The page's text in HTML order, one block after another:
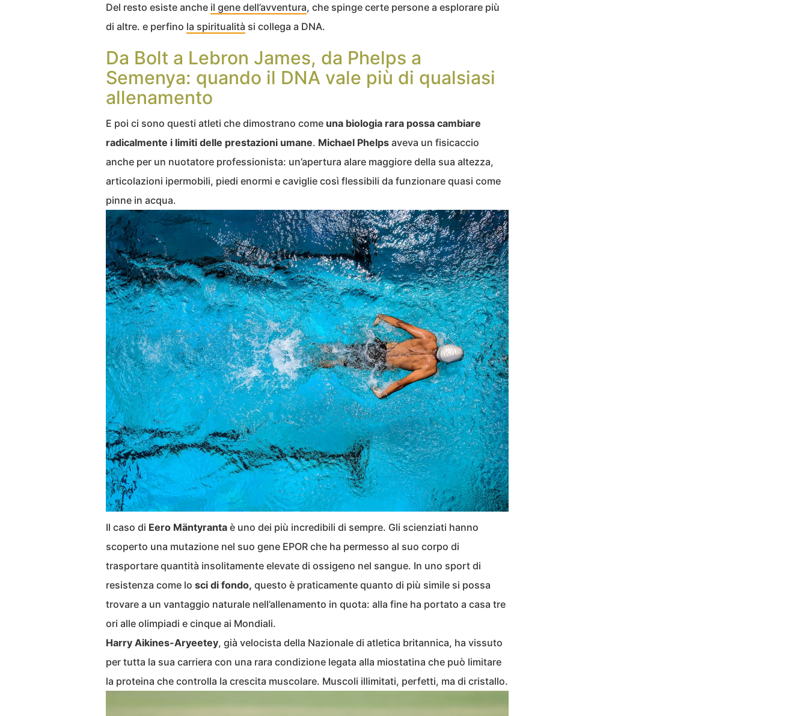
Del resto esiste anche il gene dell’avventura, che spinge certe persone a esplorare più
di altre. e perfino la spiritualità si collega a DNA.
Da Bolt a Lebron James, da Phelps a
Semenya: quando il DNA vale più di qualsiasi
allenamento
E poi ci sono questi atleti che dimostrano come una biologia rara possa cambiare
radicalmente i limiti delle prestazioni umane. Michael Phelps aveva un fisicaccio
anche per un nuotatore professionista: un’apertura alare maggiore della sua altezza,
articolazioni ipermobili, piedi enormi e caviglie così flessibili da funzionare quasi come
pinne in acqua.
Il caso di Eero Mäntyranta è uno dei più incredibili di sempre. Gli scienziati hanno
scoperto una mutazione nel suo gene EPOR che ha permesso al suo corpo di
trasportare quantità insolitamente elevate di ossigeno nel sangue. In uno sport di
resistenza come lo sci di fondo, questo è praticamente quanto di più simile si possa
trovare a un vantaggio naturale nell’allenamento in quota: alla fine ha portato a casa tre
ori alle olimpiadi e cinque ai Mondiali.
Harry Aikines-Aryeetey, già velocista della Nazionale di atletica britannica, ha vissuto
per tutta la sua carriera con una rara condizione legata alla miostatina che può limitare
la proteina che controlla la crescita muscolare. Muscoli illimitati, perfetti, ma di cristallo.